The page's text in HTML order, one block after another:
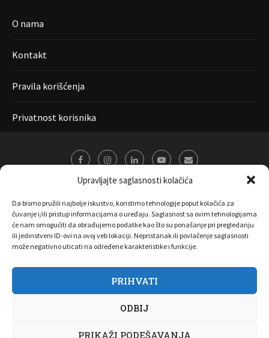
Upravljajte saglasnosti kolačića
Da bismo pružili najbolje iskustvo, koristimo tehnologije poput kolačića za
čuvanje i/ili pristup informacijama o uređaju. Saglasnost sa ovim tehnologijama
će nam omogućiti da obrađujemo podatke kao što su ponašanje pri pregledanju
ili jedinstveni ID-ovi na ovoj veb lokaciji. Nepristanak ili povlačenje saglasnosti
može negativno uticati na određene karakteristike i funkcije.
PRIHVATI
ODBIJ
PRIKAŽI PODEŠAVANJA
O nama
Kontakt
Pravila korišćenja
Privatnost korisnika
O nama Marketing Kontakt FAQ
Privatnost korisnika
Pravila korišćenja